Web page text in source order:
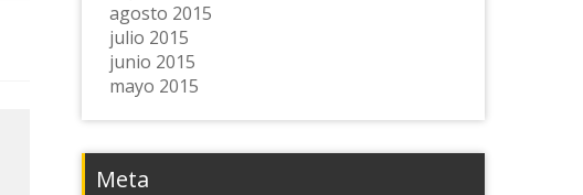
agosto 2015
julio 2015
junio 2015
mayo 2015
Meta